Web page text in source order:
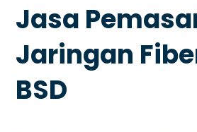
Jasa
Jaringan
BSD